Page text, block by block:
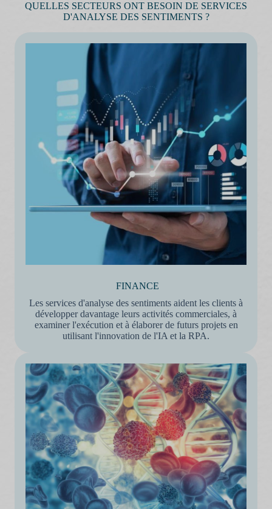
QUELLES SECTEURS ONT BESOIN DE SERVICES
D'ANALYSE DES SENTIMENTS ?
FINANCE
Les services d'analyse des sentiments aident les clients à
développer davantage leurs activités commerciales, à
examiner l'exécution et à élaborer de futurs projets en
utilisant l'innovation de l'IA et la RPA.